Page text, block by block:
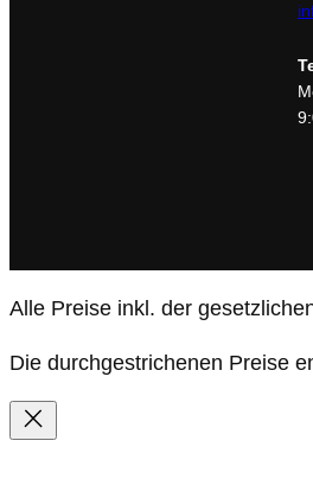
Alle Preise inkl. der
Die durchgestrichenen Preise